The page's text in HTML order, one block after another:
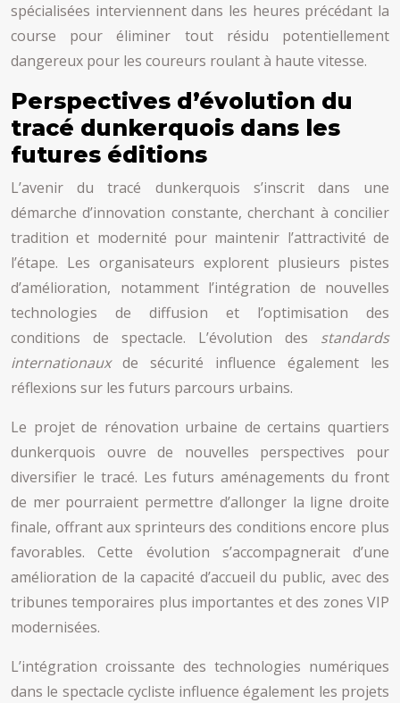
spécialisées interviennent dans les heures précédant la
course pour éliminer tout résidu potentiellement
dangereux pour les coureurs roulant à haute vitesse.
Perspectives d’évolution du
tracé dunkerquois dans les
futures éditions
L’avenir du tracé dunkerquois s’inscrit dans une
démarche d’innovation constante, cherchant à concilier
tradition et modernité pour maintenir l’attractivité de
l’étape. Les organisateurs explorent plusieurs pistes
d’amélioration, notamment l’intégration de nouvelles
technologies de diffusion et l’optimisation des
conditions de spectacle. L’évolution des standards
internationauxde sécurité influence également les
réflexions sur les futurs parcours urbains.
Le projet de rénovation urbaine de certains quartiers
dunkerquois ouvre de nouvelles perspectives pour
diversifier le tracé. Les futurs aménagements du front
de mer pourraient permettre d’allonger la ligne droite
finale, offrant aux sprinteurs des conditions encore plus
favorables. Cette évolution s’accompagnerait d’une
amélioration de la capacité d’accueil du public, avec des
tribunes temporaires plus importantes et des zones VIP
modernisées.
L’intégration croissante des technologies numériques
dans le spectacle cycliste influence également les projets